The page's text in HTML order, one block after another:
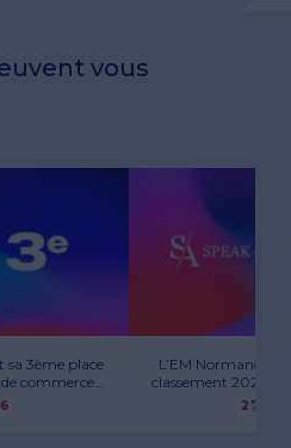
vous
sa 3ème place
commerce…
L’EM Normandie
classement 2026
27